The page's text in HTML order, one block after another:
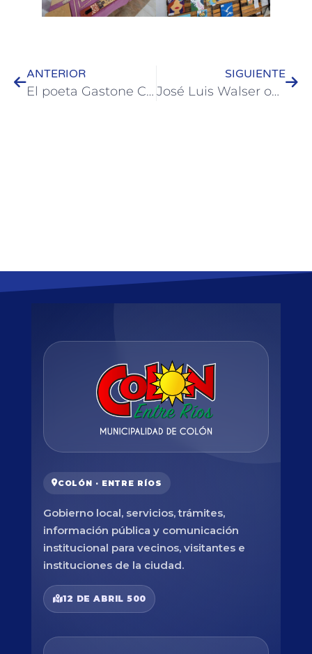
ANTERIOR
El poeta Gastone Cappelloni presentó su libro “Imagen de Mujer”
SIGUIENTE
José Luis Walser observó el avance de la obra en el parque Quirós
COLÓN · ENTRE RÍOS
Gobierno local, servicios, trámites,
información pública y comunicación
institucional para vecinos, visitantes e
instituciones de la ciudad.
12 DE ABRIL 500